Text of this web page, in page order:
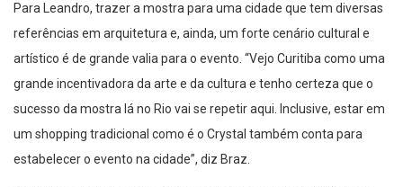
Para Leandro, trazer a mostra para uma cidade que tem diversas
referências em arquitetura e, ainda, um forte cenário cultural e
artístico é de grande valia para o evento. “Vejo Curitiba como uma
grande incentivadora da arte e da cultura e tenho certezaque o
sucesso da mostra lá no Rio vai se repetir aqui. Inclusive, estar em
um shopping tradicional como é o Crystal também conta para
estabelecer o evento na cidade”, diz Braz.